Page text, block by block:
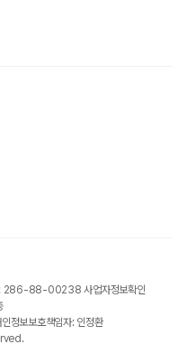
호: 286-88-00238 사업자정보확인
정보보호책임자: 인정환